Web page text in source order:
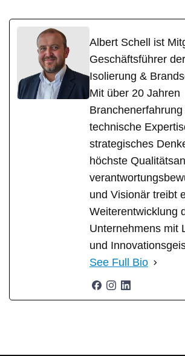
Albert Schell ist
Geschäftsführer
Isolierung &
Mit über 20 Jahren
technische
strategisches
höchste
und Visionär treibt
Weiterentwicklung
Unternehmens mit
und
See Full Bio